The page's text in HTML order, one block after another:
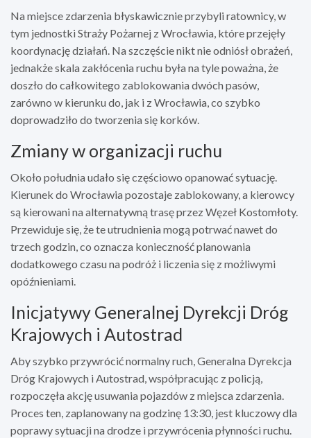
Na miejsce zdarzenia błyskawicznie przybyli ratownicy, w
tym jednostki Straży Pożarnej z Wrocławia, które przejęły
koordynację działań. Na szczęście nikt nie odniósł obrażeń,
jednakże skala zakłócenia ruchu była na tyle poważna, że
doszło do całkowitego zablokowania dwóch pasów,
zarówno w kierunku do, jak i z Wrocławia, co szybko
doprowadziło do tworzenia się korków.
Zmiany w organizacji ruchu
Około południa udało się częściowo opanować sytuację.
Kierunek do Wrocławia pozostaje zablokowany, a kierowcy
są kierowani na alternatywną trasę przez Węzeł Kostomłoty.
Przewiduje się, że te utrudnienia mogą potrwać nawet do
trzech godzin, co oznacza konieczność planowania
dodatkowego czasu na podróż i liczenia się z możliwymi
opóźnieniami.
Inicjatywy Generalnej Dyrekcji Dróg
Krajowych i Autostrad
Aby szybko przywrócić normalny ruch, Generalna Dyrekcja
Dróg Krajowych i Autostrad, współpracując z policją,
rozpoczęła akcję usuwania pojazdów z miejsca zdarzenia.
Proces ten, zaplanowany na godzinę 13:30, jest kluczowy dla
poprawy sytuacji na drodze i przywrócenia płynności ruchu.